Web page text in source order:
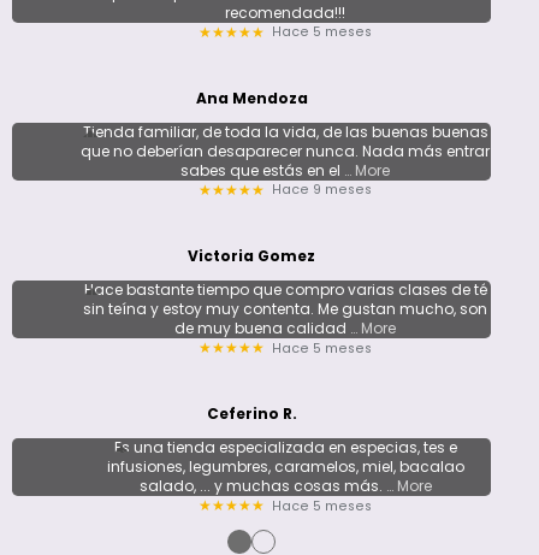
recomendada!!!
★★★★★ Hace 5 meses
Ana Mendoza
Tienda familiar, de toda la vida, de las buenas buenas
que no deberían desaparecer nunca. Nada más entrar
sabes que estás en el … More
★★★★★ Hace 9 meses
Victoria Gomez
Hace bastante tiempo que compro varias clases de té
sin teína y estoy muy contenta. Me gustan mucho, son
de muy buena calidad … More
★★★★★ Hace 5 meses
Ceferino R.
Es una tienda especializada en especias, tes e
infusiones, legumbres, caramelos, miel, bacalao
salado, ... y muchas cosas más. … More
★★★★★ Hace 5 meses
●●